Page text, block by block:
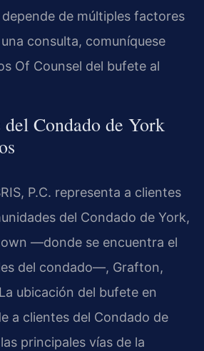
de múltiples factores
consulta, comuníquese
Of Counsel del bufete al
del Condado de York
P.C. representa a clientes
del Condado de York,
—donde se encuentra el
del condado—, Grafton,
ubicación del bufete en
a clientes del Condado de
principales vías de la